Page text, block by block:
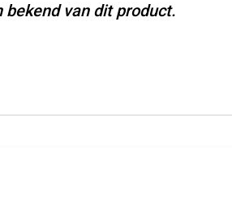
bekend van dit product.